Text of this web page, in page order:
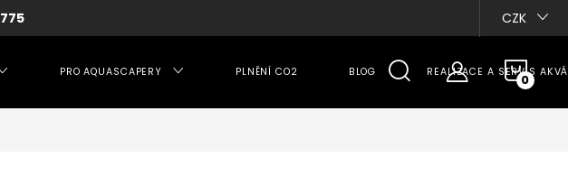
CZK
PRO AQUASCAPERY PLNĚNÍ CO2 BLOG REALIZACE A SERVIS